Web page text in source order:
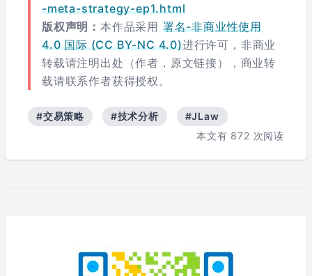
-meta-strategy-ep1.html
版权声明： 本作品采用 署名-非商业性使用
4.0 国际 (CC BY-NC 4.0)进行许可，非商业
转载请注明出处（作者，原文链接），商业转
载请联系作者获得授权。
#交易策略 #技术分析
#JLaw
本文有 872 次阅读